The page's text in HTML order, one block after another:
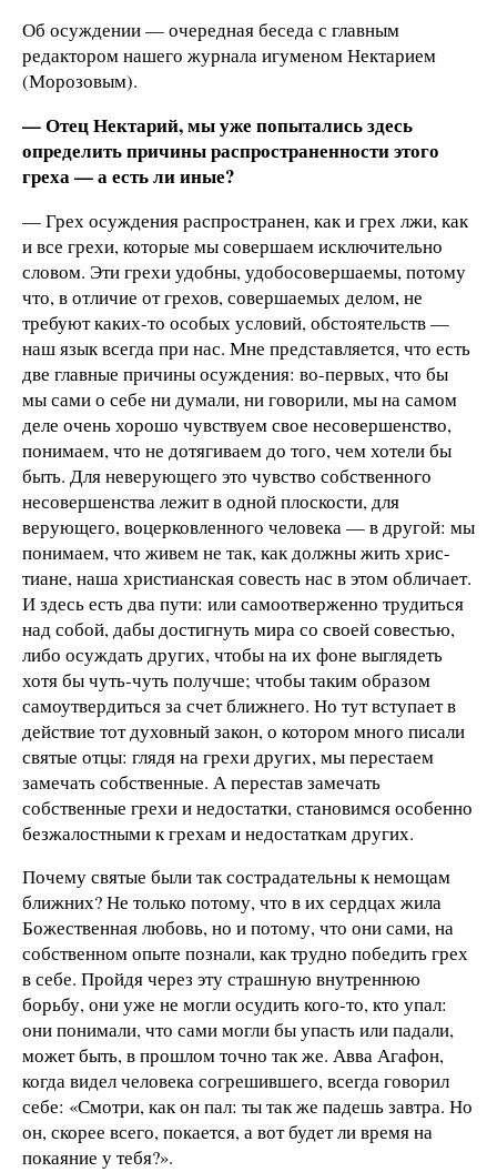
Об осуждении — очередная беседа с главным
редактором нашего журнала игуменом Нектарием
(Морозовым).
— Отец Нектарий, мы уже попытались здесь
определить причины распространенности этого
греха — а есть ли иные?
— Грех осуждения распространен, как и грех лжи, как
и все грехи, которые мы совершаем исключительно
словом. Эти грехи удобны, удобосовершаемы, потому
что, в отличие от грехов, совершаемых делом, не
требуют каких-то особых условий, обстоятельств —
наш язык всегда при нас. Мне представляется, что есть
две главные причины осуждения: во-первых, что бы
мы сами о себе ни думали, ни говорили, мы на самом
деле очень хорошо чувствуем свое несовершенство,
понимаем, что не дотягиваем до того, чем хотели бы
быть. Для неверующего это чувство собственного
несовершенства лежит в одной плоскости, для
верующего, воцерковленного человека — в другой: мы
понимаем, что живем не так, как должны жить хрис-
тиане, наша христианская совесть нас в этом обличает.
И здесь есть два пути: или самоотверженно трудиться
над собой, дабы достигнуть мира со своей совестью,
либо осуждать других, чтобы на их фоне выглядеть
хотя бы чуть-чуть получше; чтобы таким образом
самоутвердиться за счет ближнего. Но тут вступает в
действие тот духовный закон, о котором много писали
святые отцы: глядя на грехи других, мы перестаем
замечать собственные. А перестав замечать
собственные грехи и недостатки, становимся особенно
безжалостными к грехам и недостаткам других.
Почему святые были так сострадательны к немощам
ближних? Не только потому, что в их сердцах жила
Божественная любовь, но и потому, что они сами, на
собственном опыте познали, как трудно победить грех
в себе. Пройдя через эту страшную внутреннюю
борьбу, они уже не могли осудить кого-то, кто упал:
они понимали, что сами могли бы упасть или падали,
может быть, в прошлом точно так же. Авва Агафон,
когда видел человека согрешившего, всегда говорил
себе: «Смотри, как он пал: ты так же падешь завтра. Но
он, скорее всего, покается, а вот будет ли время на
покаяние у тебя?».